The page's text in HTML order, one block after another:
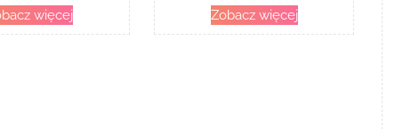
więcej
Zobacz więcej